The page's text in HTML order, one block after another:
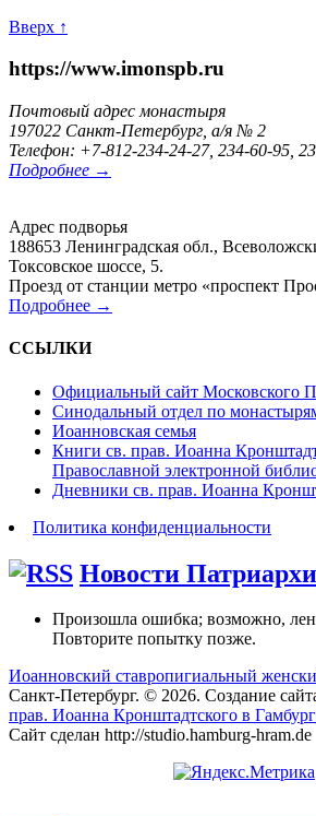
Вверх ↑
https://www.imonspb.ru
Почтовый адрес монастыря
197022 Санкт-Петербург, а/я № 2
Телефон: +7-812-234-24-27, 234-60-95,
Подробнее →
Адрес подворья
188653 Ленинградская обл.,
Токсовское шоссе, 5.
Проезд от станции метро «проспект
Подробнее →
ССЫЛКИ
Официальный сайт Московского
Синодальный отдел по
Иоанновская семья
Книги св. прав. Иоанна
Православной электронной
Дневники св. прав. Иоанна
Политика конфиденциальности
Новости
Произошла ошибка; возможно,
Повторите попытку позже.
Иоанновский ставропигиальный
Санкт-Петербург. © 2026. Создание
прав. Иоанна Кронштадтского в
Сайт сделан http://studio.hamburg-hram.de